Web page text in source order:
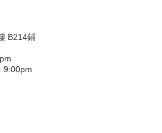
B214鋪
9:00pm